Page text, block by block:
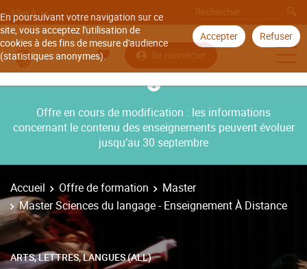
En poursuivant votre navigation sur ce
site, vous acceptez l'utilisation de
cookies à des fins de mesure d'audience
(statistiques anonymes).
Accepter Refuser
Aller à
Se connecter
Offre en cours de modification : les informations
concernant le contenu des enseignements peuvent évoluer
jusqu’au 30 septembre
Accueil Offre de formation
Master
Master Sciences du langage - Enseignement À Distance
ARTS, LETTRES, LANGUES (ALL)